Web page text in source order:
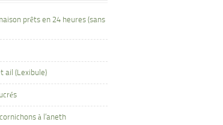
prêts en 24 heures (sans
ail (Lexibule)
à l’aneth